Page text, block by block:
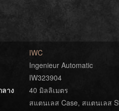
IWC
Ingenieur Automatic
IW323904
าง
40 มิลลิเมตร
สแตนเลส Case, สแตนเลส